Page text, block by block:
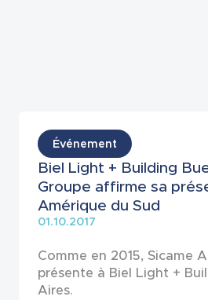
Événement
Biel Light + Building
Groupe affirme sa
Amérique du Sud
01.10.2017
Comme en 2015, Sicame
présente à Biel Light +
Aires.